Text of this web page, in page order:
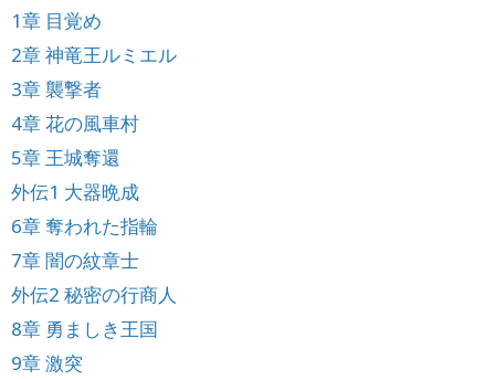
1章 目覚め
2章 神竜王ルミエル
3章 襲撃者
4章 花の風車村
5章 王城奪還
外伝1 大器晩成
6章 奪われた指輪
7章 闇の紋章士
外伝2 秘密の行商人
8章 勇ましき王国
9章 激突